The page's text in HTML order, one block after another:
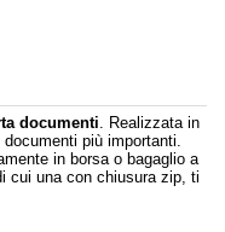
documenti. Realizzata in
più importanti.
in borsa o bagaglio a
cui una con chiusura zip, ti